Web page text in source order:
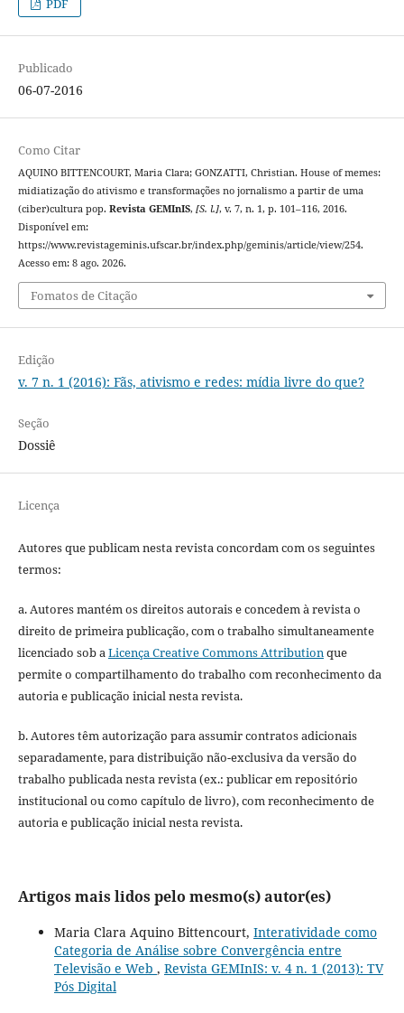
PDF
Publicado
06-07-2016
Como Citar
AQUINO BITTENCOURT, Maria Clara; GONZATTI, Christian. House of memes:
midiatização do ativismo e transformações no jornalismo a partir de uma
(ciber)cultura pop. Revista GEMInIS, [S. l.], v. 7, n. 1, p. 101–116, 2016.
Disponível em:
https://www.revistageminis.ufscar.br/index.php/geminis/article/view/254.
Acesso em: 8 ago. 2026.
Fomatos de Citação
Edição
v. 7 n. 1 (2016): Fãs, ativismo e redes: mídia livre do que?
Seção
Dossiê
Licença
Autores que publicam nesta revista concordam com os seguintes
termos:
a. Autores mantém os direitos autorais e concedem à revista o
direito de primeira publicação, com o trabalho simultaneamente
licenciado sob aLicença Creative Commons Attributionque
permite o compartilhamento do trabalho com reconhecimento da
autoria e publicação inicial nesta revista.
b. Autores têm autorização para assumir contratos adicionais
separadamente, para distribuição não-exclusiva da versão do
trabalho publicada nesta revista (ex.: publicar em repositório
institucional ou como capítulo de livro), com reconhecimento de
autoria e publicação inicial nesta revista.
Artigos mais lidos pelo mesmo(s) autor(es)
Maria Clara Aquino Bittencourt, Interatividade como
Categoria de Análise sobre Convergência entre
Televisão e Web , Revista GEMInIS: v. 4 n. 1 (2013): TV
Pós Digital